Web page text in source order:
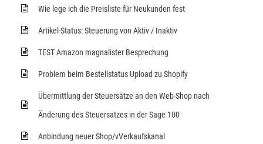
Wie lege ich die Preisliste für Neukunden fest
Artikel-Status: Steuerung von Aktiv / Inaktiv
TEST Amazon magnalister Besprechung
Problem beim Bestellstatus Upload zu Shopify
Übermittlung der Steuersätze an den Web-Shop nach
Änderung des Steuersatzes in der Sage 100
Anbindung neuer Shop/vVerkaufskanal